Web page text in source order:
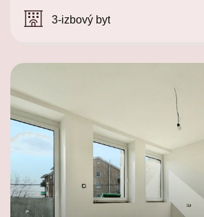
3-izbový byt